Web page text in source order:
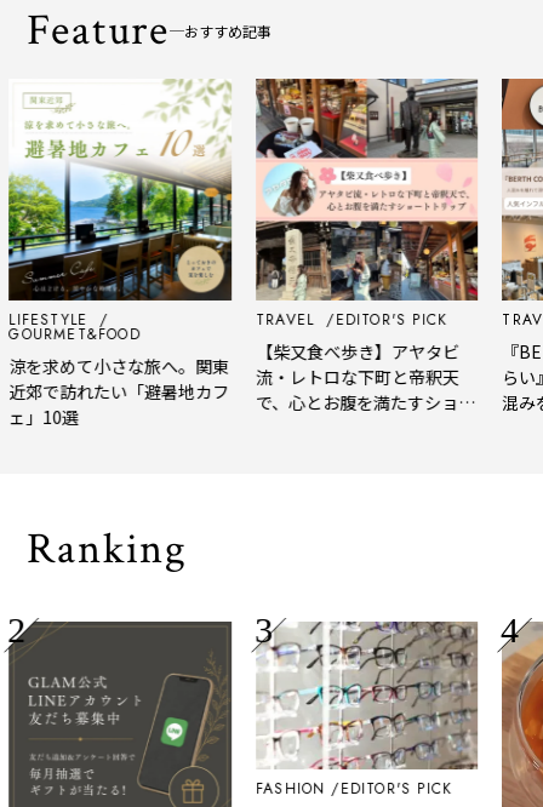
Feature おすすめ記事
LIFESTYLE
GOURMET&FOOD
涼を求めて小さな旅へ。関東
近郊で訪れたい「避暑地カフ
ェ」10選
TRAVEL EDITOR'S PICK
【柴又食べ歩き】アヤタビ
流・レトロな下町と帝釈天
で、心とお腹を満たすショー
『
らい
混み
Ranking
FASHION EDITOR'S PICK